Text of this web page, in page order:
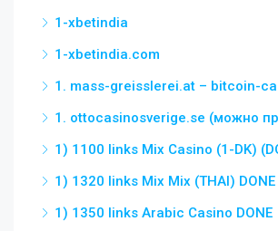
1-xbetindia
1-xbetindia.com
1. mass-greisslerei.at – bitcoin-
1. ottocasinosverige.se (можно
1) 1100 links Mix Casino (1-DK)
1) 1320 links Mix Mix (THAI) DONE
1) 1350 links Arabic Casino DONE